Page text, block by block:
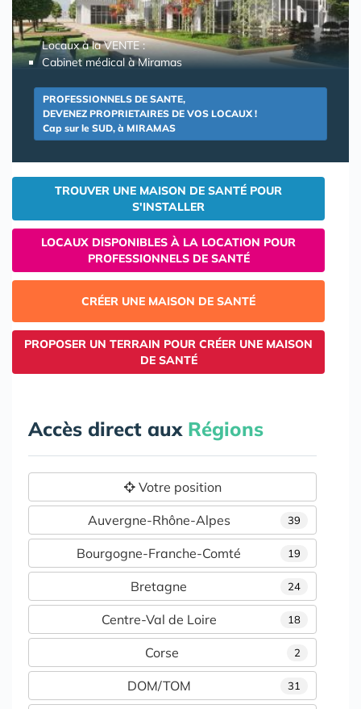
Locaux à la VENTE :
Cabinet médical à Miramas
PROFESSIONNELS DE SANTE,
DEVENEZ PROPRIETAIRES DE VOS LOCAUX !
Cap sur le SUD, à MIRAMAS
TROUVER UNE MAISON DE SANTÉ POUR
S'INSTALLER
LOCAUX DISPONIBLES À LA LOCATION POUR
PROFESSIONNELS DE SANTÉ
CRÉER UNE MAISON DE SANTÉ
PROPOSER UN TERRAIN POUR CRÉER UNE MAISON
DE SANTÉ
Accès direct aux Régions
Votre position
39
Auvergne-Rhône-Alpes
19
Bourgogne-Franche-Comté
24
Bretagne
18
Centre-Val de Loire
2
Corse
31
DOM/TOM